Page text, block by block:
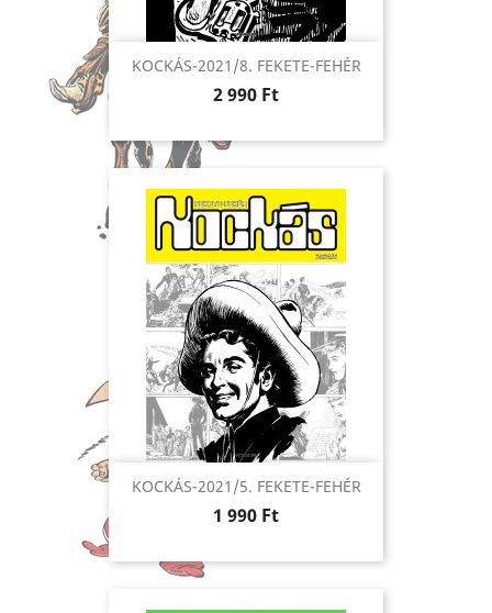
KOCKÁS-2021/8. FEKETE-FEHÉR
Ár
2 990 Ft
KOCKÁS-2021/5. FEKETE-FEHÉR
Ár
1 990 Ft